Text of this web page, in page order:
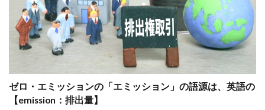
ゼロ・エミッションの「エミッション」の語源は、英語の
【emission：排出量】